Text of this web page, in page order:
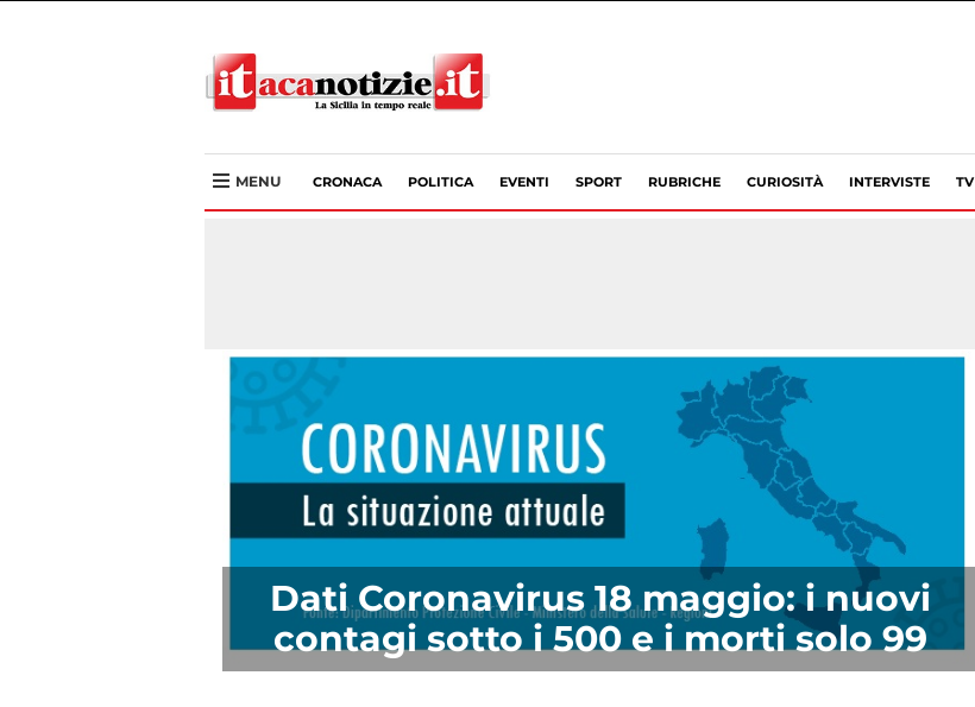
MENU CRONACA POLITICA EVENTI SPORT RUBRICHE CURIOSITÀ INTERVISTE TV
Dati Coronavirus 18 maggio: i nuovi
contagi sotto i 500 e i morti solo 99